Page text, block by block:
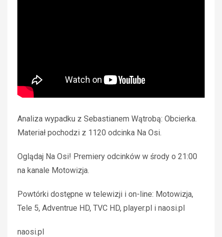
Analiza wypadku z Sebastianem Wątrobą: Obcierka.
Materiał pochodzi z 1120 odcinka Na Osi.
Oglądaj Na Osi! Premiery odcinków w środy o 21:00
na kanale Motowizja.
Powtórki dostępne w telewizji i on-line: Motowizja,
Tele 5, Adventrue HD, TVC HD, player.pl i naosi.pl
naosi.pl